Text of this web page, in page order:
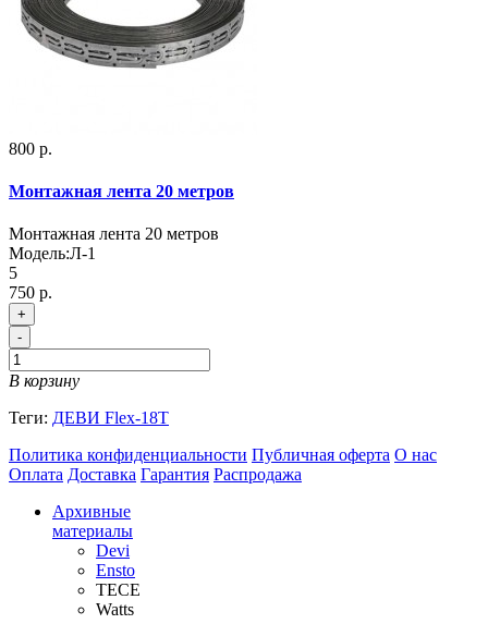
800 р.
Монтажная лента 20 метров
Монтажная лента 20 метров
Модель:Л-1
5
750 р.
+
-
В корзину
Теги: ДЕВИ Flex-18T
Политика конфиденциальности Публичная оферта О нас
Оплата Доставка Гарантия Распродажа
Архивные
материалы
Devi
Ensto
TECE
Watts